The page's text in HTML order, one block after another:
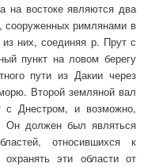
на востоке являются два
сооруженных римлянами в
них, соединяя р. Прут с
пункт на ловом берегу
пути из Дакии через
Второй земляной вал
с Днестром, и возможно,
должен был являться
относившихся к
эти области от